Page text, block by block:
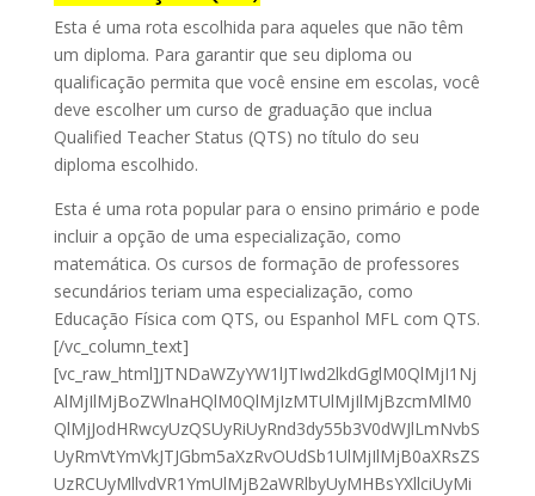
Esta é uma rota escolhida para aqueles que não têm
um diploma. Para garantir que seu diploma ou
qualificação permita que você ensine em escolas, você
deve escolher um curso de graduação que inclua
Qualified Teacher Status (QTS) no título do seu
diploma escolhido.
Esta é uma rota popular para o ensino primário e pode
incluir a opção de uma especialização, como
matemática. Os cursos de formação de professores
secundários teriam uma especialização, como
Educação Física com QTS, ou Espanhol MFL com QTS.
[/vc_column_text]
[vc_raw_html]JTNDaWZyYW1lJTIwd2lkdGglM0QlMjI1Nj
AlMjIlMjBoZWlnaHQlM0QlMjIzMTUlMjIlMjBzcmMlM0
QlMjJodHRwcyUzQSUyRiUyRnd3dy55b3V0dWJlLmNvbS
UyRmVtYmVkJTJGbm5aXzRvOUdSb1UlMjIlMjB0aXRsZS
UzRCUyMllvdVR1YmUlMjB2aWRlbyUyMHBsYXllciUyMi